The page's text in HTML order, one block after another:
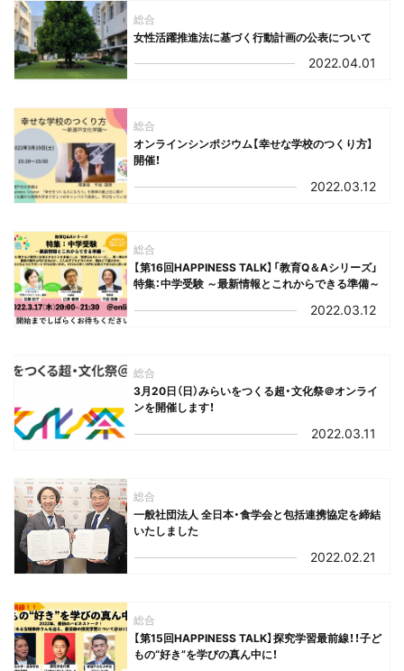
総合
女性活躍推進法に基づく行動計画の公表について
2022.04.01
総合
オンラインシンポジウム【幸せな学校のつくり方】
開催！
2022.03.12
総合
【第16回HAPPINESS TALK】「教育Q＆Aシリーズ」
特集：中学受験 ～最新情報とこれからできる準備～
2022.03.12
総合
3月20日（日）みらいをつくる超・文化祭＠オンライ
ンを開催します！
2022.03.11
総合
一般社団法人 全日本・食学会と包括連携協定を締結
いたしました
2022.02.21
総合
【第15回HAPPINESS TALK】探究学習最前線！！子ど
もの“好き”を学びの真ん中に！